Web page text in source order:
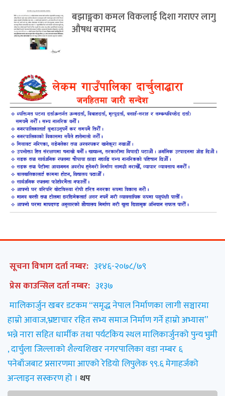
बझाङ्गका कमल विकलाई दिशा गराएर लागु
औषध बरामद
सूचना विभाग दर्ता नम्बर: ३१४६-२०७८/७९
प्रेस काउन्सिल दर्ता नम्बर: ३१३७
मालिकार्जुन खबर डटकम “समृद्ध नेपाल निर्माणका लागी सञ्चारमा
हाम्रो आवाज,भ्रष्टाचार रहित सभ्य समाज निर्माण गर्ने हाम्रो अभ्यास”
भन्ने नारा सहित धार्मीक तथा पर्यटकिय स्थल मालिकार्जुनको पुन्य भुमी
, दार्चुला जिल्लाको शैल्यशिखर नगरपालिका वडा नम्बर ६
पनेबाँजबाट प्रसारणमा आएको रेडियो लिपुलेक ९९.६ मेगाहर्जको
अन्लाइन सस्करण हो । थप